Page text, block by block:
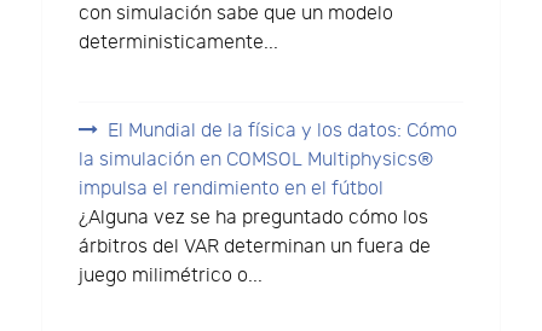
con simulación sabe que un modelo
deterministicamente...
El Mundial de la física y los datos: Cómo
la simulación en COMSOL Multiphysics®
impulsa el rendimiento en el fútbol
¿Alguna vez se ha preguntado cómo los
árbitros del VAR determinan un fuera de
juego milimétrico o...